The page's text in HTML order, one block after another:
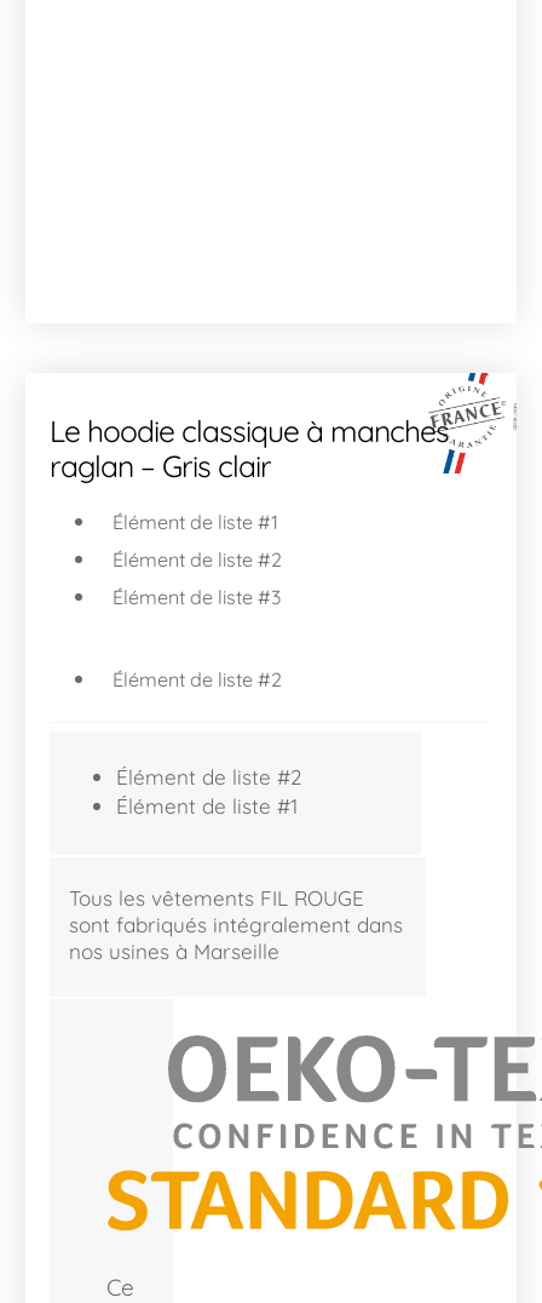
Le hoodie classique à manches
raglan – Gris clair
Élément de liste #1
Élément de liste #2
Élément de liste #3
Élément de liste #2
Élément de liste #2
Élément de liste #1
Tous les vêtements FIL ROUGE
sont fabriqués intégralement dans
nos usines à Marseille
Ce